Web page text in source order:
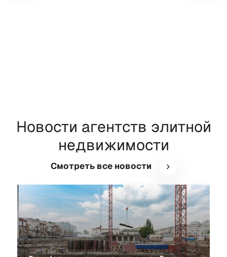
Новости агентств элитной
недвижимости
Смотреть все новости